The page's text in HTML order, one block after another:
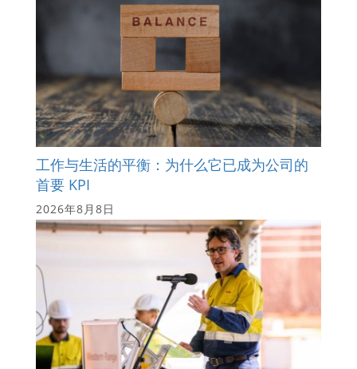
工作与生活的平衡：为什么它已成为公司的
首要 KPI
2026年8月8日